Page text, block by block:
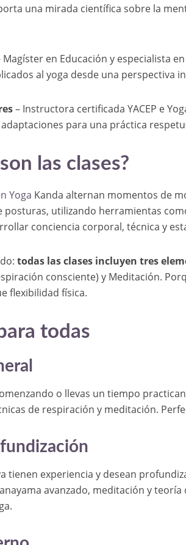
una mirada científica sobre la
Magíster en Educación y especialista
al yoga desde una perspectiva
– Instructora certificada YACEP e
para una práctica
las clases?
Yoga Kanda alternan momentos de
posturas, utilizando herramientas
conciencia corporal, técnica y
todas las clases incluyen tres
consciente) y Meditación.
flexibilidad física.
todas
o llevas un tiempo
de respiración y meditación.
tienen experiencia y desean
avanzado, meditación y